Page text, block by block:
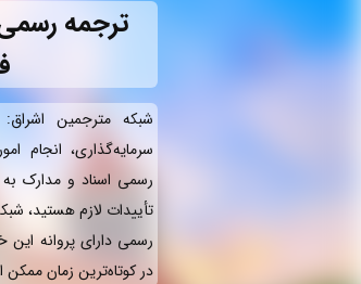
ترجمه
شبکه مترجمین
سرمایه‌گذاری، انجام
رسمی اسناد و مدارک به
تأییدات لازم هستید،
رسمی دارای پروانه این
در کوتاه‌ترین زمان ممکن